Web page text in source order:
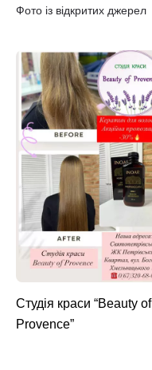
Фото із відкритих джерел
Студія краси “Beauty of
Provence”